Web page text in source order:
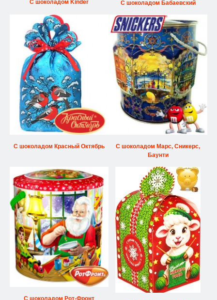
С шоколадом Kinder С шоколадом Бабаевский
С шоколадом Красный Октябрь
С шоколадом Марс, Сникерс,
Баунти
С шоколадом Рот-Фронт